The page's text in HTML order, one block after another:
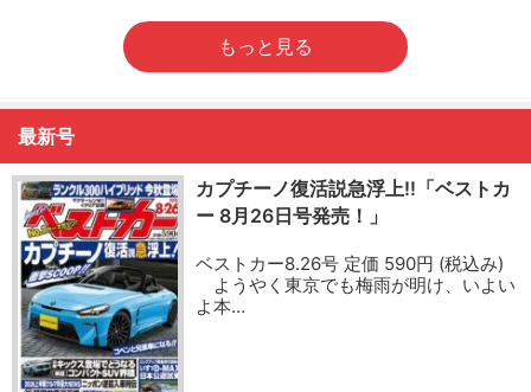
もっと見る
最新号
カプチーノ復活説急浮上!!「ベストカ
ー 8月26日号発売！」
ベストカー8.26号 定価 590円 (税込み)
ようやく東京でも梅雨が明け、いよい
よ本…